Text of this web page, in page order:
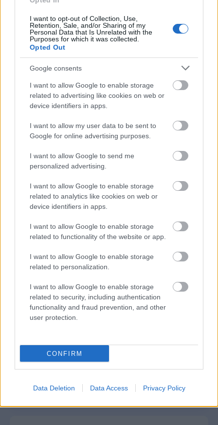
I want to opt-out of Collection, Use,
Retention, Sale, and/or Sharing of my
Personal Data that Is Unrelated with the
Purposes for which it was collected.
Opted Out
Google consents
I want to allow Google to enable storage
related to advertising like cookies on web or
device identifiers in apps.
I want to allow my user data to be sent to
Google for online advertising purposes.
I want to allow Google to send me
personalized advertising.
I want to allow Google to enable storage
related to analytics like cookies on web or
device identifiers in apps.
I want to allow Google to enable storage
related to functionality of the website or app.
I want to allow Google to enable storage
related to personalization.
I want to allow Google to enable storage
related to security, including authentication
functionality and fraud prevention, and other
user protection.
CONFIRM
Data Deletion Data Access Privacy Policy
Πιστοποίηση Υπολογιστών σε 2
μέρες
Μάθε πρώτος όλες τις σημαντικές
ειδήσεις.
Βάλε το proson.gr στα αποτελέσματα
αναζήτησης της Google
Δημοφιλείς Ειδήσεις
σύνταξη – Ποιοι δικαιούνται τα
χρήματα
Πυροσβεστική Σχολή: Νέος
κανονισμός για δόκιμους – Τι αλλάζει
σε διαμονή, σίτιση και πρακτική
εκπαίδευση
ΔΥΠΑ: Ευκαιρία συνταξιοδότησης για
Ξεκίνησαν οι αιτήσεις